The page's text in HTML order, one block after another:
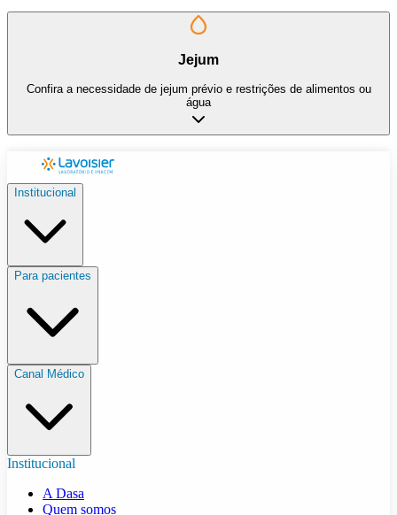
Jejum
Confira a necessidade de jejum prévio e restrições de alimentos ou
água
Institucional
Para pacientes
Canal Médico
Institucional
A Dasa
Quem somos